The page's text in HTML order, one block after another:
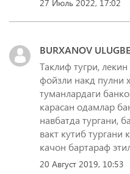
27 Июль 2022, 17:02
BURXANOV
Таклиф тугри,
фойзли накд пулни
туманлардаги
карасан одамлар
навбатда тургани,
вакт кутиб тургани
качон бартараф
20 Август 2019, 10:53